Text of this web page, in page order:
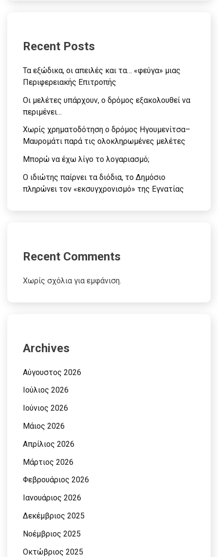
Recent Posts
Τα εξώδικα, οι απειλές και τα… «φεύγα» μιας
Περιφερειακής Επιτροπής
Οι μελέτες υπάρχουν, ο δρόμος εξακολουθεί να
περιμένει…
Χωρίς χρηματοδότηση ο δρόμος Ηγουμενίτσα–
Μαυρομάτι παρά τις ολοκληρωμένες μελέτες
Μπορώ να έχω λίγο το λογαριασμό;
Ο ιδιώτης παίρνει τα διόδια, το Δημόσιο
πληρώνει τον «εκσυγχρονισμό» της Εγνατίας
Recent Comments
Χωρίς σχόλια για εμφάνιση.
Archives
Αύγουστος 2026
Ιούλιος 2026
Ιούνιος 2026
Μάιος 2026
Απρίλιος 2026
Μάρτιος 2026
Φεβρουάριος 2026
Ιανουάριος 2026
Δεκέμβριος 2025
Νοέμβριος 2025
Οκτώβριος 2025